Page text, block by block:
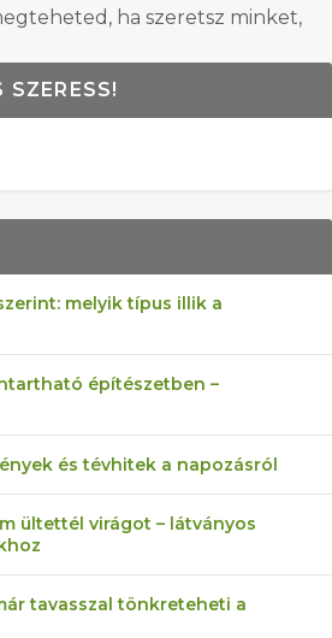
ha szeretsz minket,
SZERESS!
melyik típus illik a
építészetben –
és tévhitek a napozásról
ültettél virágot – látványos
tavasszal tönkreteheti a